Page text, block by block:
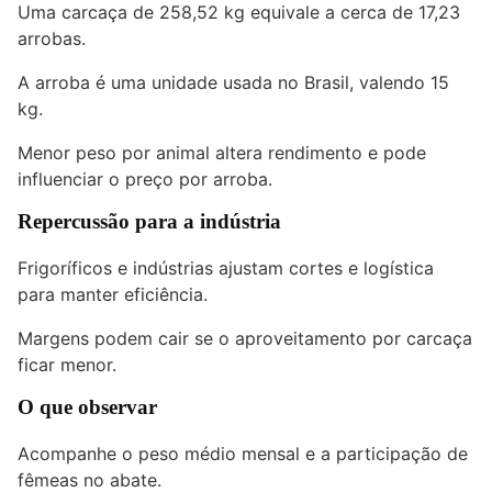
Uma carcaça de 258,52 kg equivale a cerca de 17,23
arrobas.
A arroba é uma unidade usada no Brasil, valendo 15
kg.
Menor peso por animal altera rendimento e pode
influenciar o preço por arroba.
Repercussão para a indústria
Frigoríficos e indústrias ajustam cortes e logística
para manter eficiência.
Margens podem cair se o aproveitamento por carcaça
ficar menor.
O que observar
Acompanhe o peso médio mensal e a participação de
fêmeas no abate.